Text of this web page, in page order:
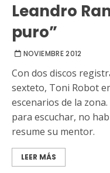
Leandro
puro”
NOVIEMBRE 2012
Con dos discos
sexteto, Toni Robot
escenarios de la
para escuchar, no
resume su mentor.
LEER MÁS